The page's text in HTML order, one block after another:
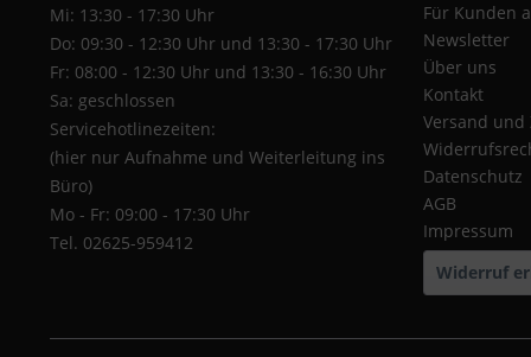
Mi: 13:30 - 17:30 Uhr
Do: 09:30 - 12:30 Uhr und 13:30 - 17:30 Uhr
Fr: 08:00 - 12:30 Uhr und 13:30 - 16:30 Uhr
Sa: geschlossen
Servicehotlinezeiten:
(hier nur Aufnahme und Weiterleitung ins
Büro)
Mo - Fr: 09:00 - 17:30 Uhr
Tel. 02625-959412
Für Kunden
Newsletter
Über uns
Kontakt
Versand
Datenschutz
AGB
Impressum
Widerruf